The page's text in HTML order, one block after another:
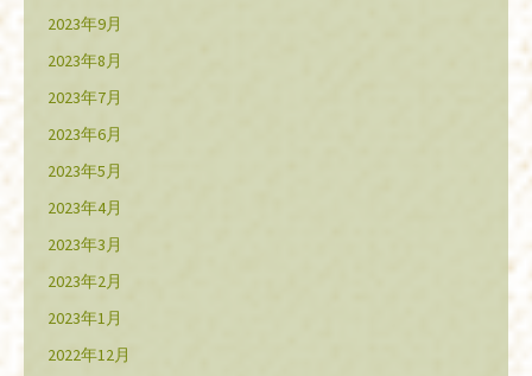
2023年9月
2023年8月
2023年7月
2023年6月
2023年5月
2023年4月
2023年3月
2023年2月
2023年1月
2022年12月